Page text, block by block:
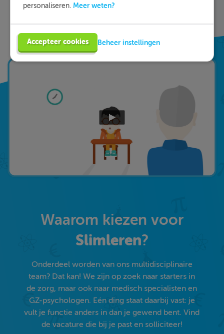
ieder fout gegeven antwoord direct een heldere
Slimleren!
Waarom kiezen voor
Slimleren?
Onderdeel worden van ons multidisciplinaire
team? Dat kan! We zijn op zoek naar starters in
de zorg, maar ook naar medisch specialisten en
GZ-psychologen. Eén ding staat daarbij vast: je
vult je functie anders in dan je gewend bent. Vind
de vacature die bij je past en solliciteer!
personaliseren. Meer weten?
Accepteer cookies Beheer instellingen